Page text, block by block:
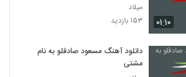
۰۱:۱۰
میلاد
۱۵۳ بازدید
دانلود آهنگ مسعود صادقلو به نام
مشتی